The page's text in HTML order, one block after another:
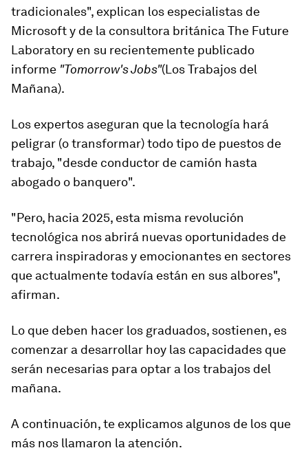
tradicionales", explican los especialistas de
Microsoft y de la consultora británica The Future
Laboratory en su recientemente publicado
informe "Tomorrow's Jobs"(Los Trabajos del
Mañana).
Los expertos aseguran que la tecnología hará
peligrar (o transformar) todo tipo de puestos de
trabajo, "desde conductor de camión hasta
abogado o banquero".
"Pero, hacia 2025, esta misma revolución
tecnológica nos abrirá nuevas oportunidades de
carrera inspiradoras y emocionantes en sectores
que actualmente todavía están en sus albores",
afirman.
Lo que deben hacer los graduados, sostienen, es
comenzar a desarrollar hoy las capacidades que
serán necesarias para optar a los trabajos del
mañana.
A continuación, te explicamos algunos de los que
más nos llamaron la atención.